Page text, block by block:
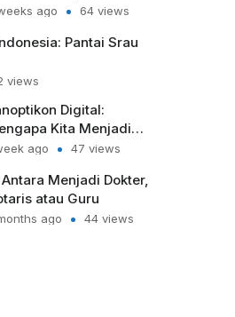
ago 64 views
Pantai Srau
views
Digital:
Kita Menjadi
Penjara bagi Diri
ago 47 views
Antara Menjadi Dokter,
atau Guru
ago 44 views